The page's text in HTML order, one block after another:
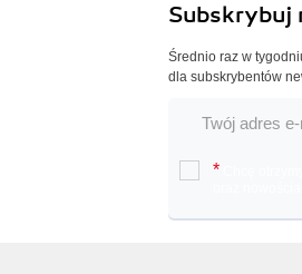
Subskrybuj
Średnio raz w
dla subskrybentów
*